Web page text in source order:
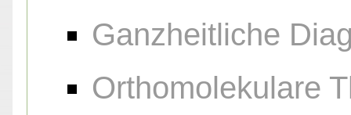
Ganzheitliche
Orthomolekulare